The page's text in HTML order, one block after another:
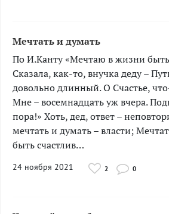
Мечтать и думать
По И.Канту «Мечтаю в жизни быть
Сказала, как-то, внучка деду –
довольно длинный. О Счастье,
Мне – восемнадцать уж вчера.
пора!» Хоть, дед, ответ –
мечтать и думать – власти;
быть счастлив…
24 ноября 2021 2 0